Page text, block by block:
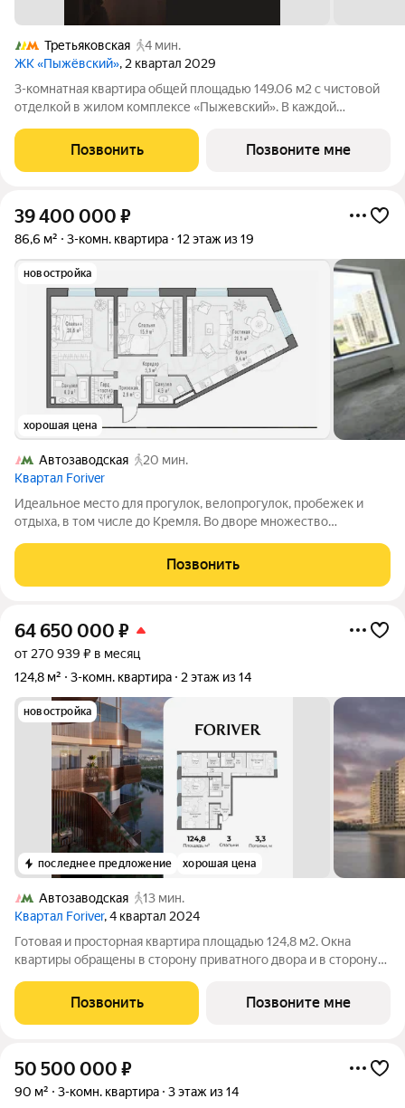
Третьяковская
4 мин.
ЖК «Пыжёвский», 2 квартал 2029
3-комнатная квартира общей площадью 149.06 м2 c чистовой
отделкой в жилом комплексе «Пыжевский». В каждой
панорамное остекление формирует визуальную связь с
городом вид на Кремль, Храм Христа
Позвонить Позвоните мне
39 400 000 ₽
86,6 м² 3-комн. квартира 12 этаж из 19
новостройка
хорошая цена
Автозаводская
20 мин.
Квартал Foriver
Идеальное место для прогулок, велопрогулок, пробежек и
отдыха, в том числе до Кремля. Во дворе множество
деревянные шезлонги, конструкции, перголы. Ухоженный
двор с ландшафтным дизайном. Обилие
Позвонить
64 650 000 ₽
от 270 939 ₽ в месяц
124,8 м²
3-комн. квартира 2 этаж из 14
новостройка
последнее предложение хорошая цена
Автозаводская
13 мин.
Квартал Foriver, 4 квартал 2024
Готовая и просторная квартира площадью 124,8 м2. Окна
квартиры обращены в сторону приватного двора и в сторону
Продуманная планировка позволяет разместить три спальни и
просторную кухню-гостиную.
Позвонить Позвоните мне
50 500 000 ₽
90 м² 3-комн. квартира 3 этаж из 14